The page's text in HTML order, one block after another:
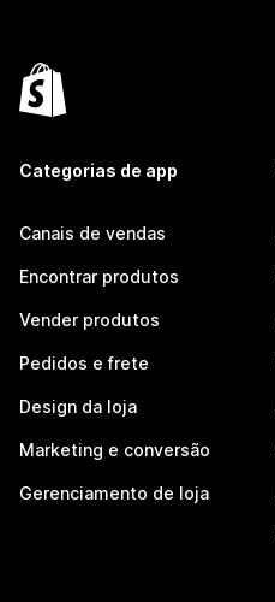
Categorias de app
Canais de vendas
Encontrar produtos
Vender produtos
Pedidos e frete
Design da loja
Marketing e conversão
Gerenciamento de loja